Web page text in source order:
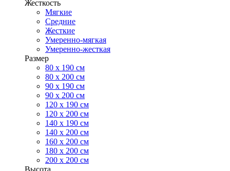
Жесткость
Мягкие
Средние
Жесткие
Умеренно-мягкая
Умеренно-жесткая
Размер
80 х 190 см
80 х 200 см
90 х 190 см
90 х 200 см
120 х 190 см
120 х 200 см
140 х 190 см
140 х 200 см
160 х 200 см
180 х 200 см
200 х 200 см
Высота